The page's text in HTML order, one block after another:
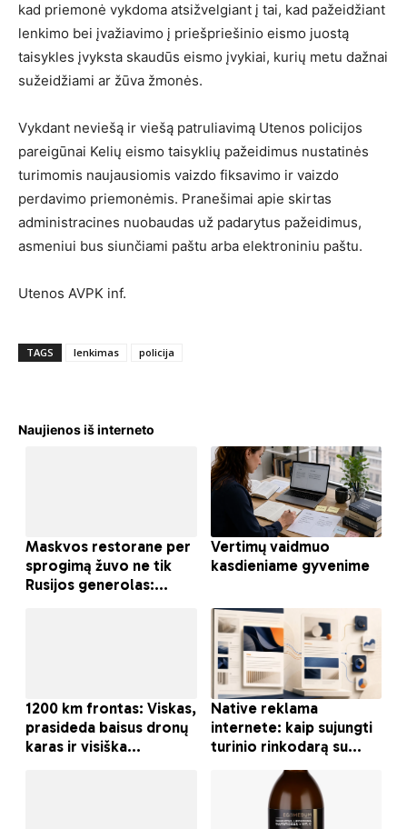
kad priemonė vykdoma atsižvelgiant į tai, kad pažeidžiant
lenkimo bei įvažiavimo į priešpriešinio eismo juostą
taisykles įvyksta skaudūs eismo įvykiai, kurių metu dažnai
sužeidžiami ar žūva žmonės.
Vykdant neviešą ir viešą patruliavimą Utenos policijos
pareigūnai Kelių eismo taisyklių pažeidimus nustatinės
turimomis naujausiomis vaizdo fiksavimo ir vaizdo
perdavimo priemonėmis. Pranešimai apie skirtas
administracines nuobaudas už padarytus pažeidimus,
asmeniui bus siunčiami paštu arba elektroniniu paštu.
Utenos AVPK inf.
TAGS lenkimas policija
Naujienos iš interneto